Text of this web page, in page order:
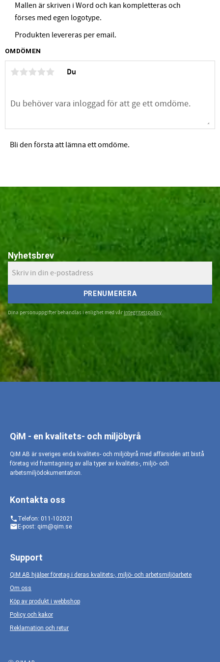
Mallen är skriven i Word och kan kompletteras och
förses med egen logotype.
Produkten levereras per email.
OMDÖMEN
Du
Bli den första att lämna ett omdöme.
Nyhetsbrev
PRENUMERERA
Dina personuppgifter behandlas i enlighet med vårintegritetspolicy.
QiM - en kvalitets- och miljöbyrå
QiM AB är sveriges enda kvalitets- och miljöbyrå med affärsidén att bistå
företag vid framtagning av alla typer av kvalitets-, miljö- och
arbetsmiljödokumentation.
Kontakta oss
phone Telefon: 011-102021
email E-post: qim@qim.se
Support
QiM AB hjälper företag i deras kvalitets-, miljö- och arbetsmiljöarbete
Om oss
Köp av produkt i webbshop
Policy och kakor
Reklamation och retur